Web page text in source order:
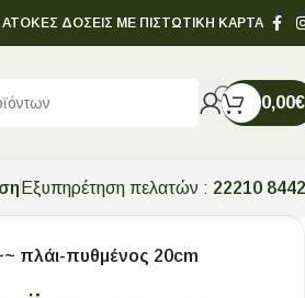
ΑΤΟΚΕΣ ΔΟΣΕΙΣ ΜΕ ΠΙΣΤΩΤΙΚΗ ΚΑΡΤΑ
0,00€
Εξυπηρέτηση πελατών : 22210
πλάι-πυθμένος 20cm